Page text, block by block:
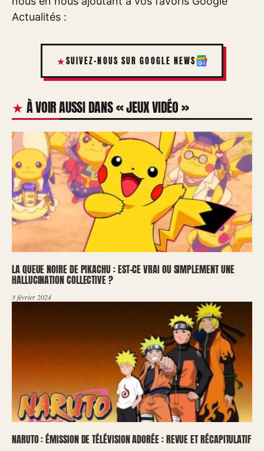
Actualités :
SUIVEZ-NOUS SUR GOOGLE NEWS
À VOIR AUSSI DANS « JEUX VIDÉO »
LA QUEUE NOIRE DE PIKACHU : EST-CE VRAI OU SIMPLEMENT UNE
HALLUCINATION COLLECTIVE ?
3 février 2024
NARUTO : ÉMISSION DE TÉLÉVISION ADORÉE : REVUE ET RÉCAPITULATIF